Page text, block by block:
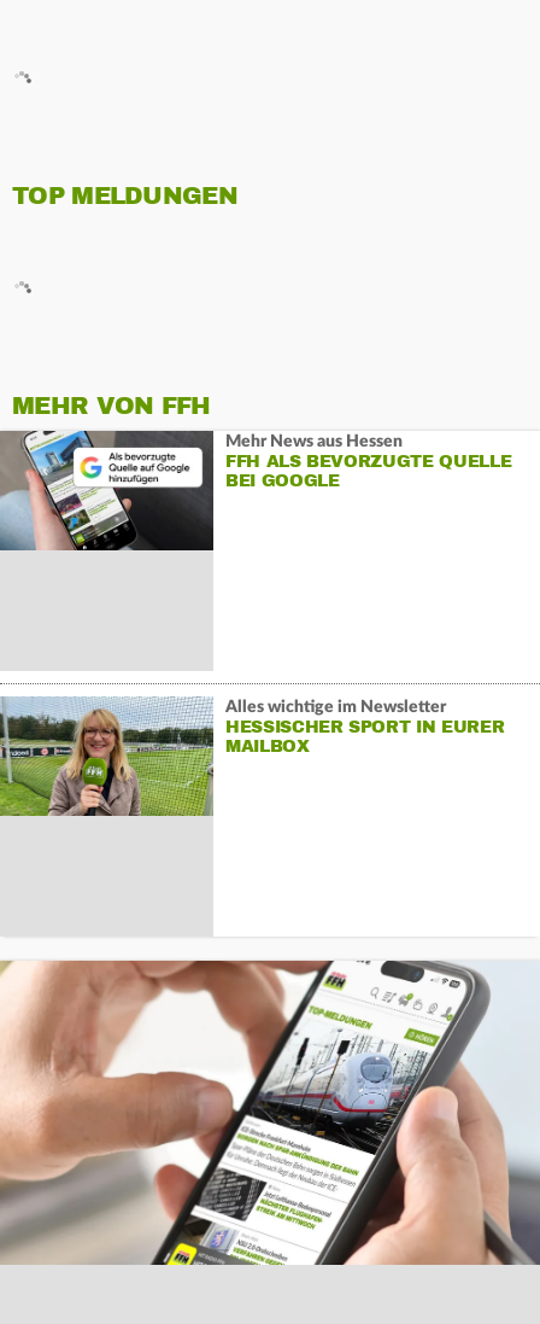
TOP MELDUNGEN
MEHR VON FFH
Mehr News aus Hessen
FFH ALS BEVORZUGTE QUELLE
BEI GOOGLE
Alles wichtige im Newsletter
HESSISCHER SPORT IN EURER
MAILBOX